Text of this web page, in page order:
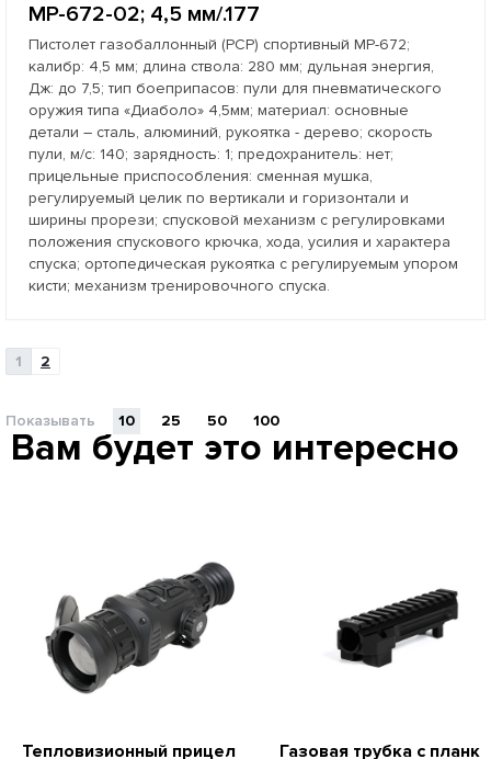
МР-672-02; 4,5 мм/.177
Пистолет газобаллонный (РСР) спортивный МР-672;
калибр: 4,5 мм; длина ствола: 280 мм; дульная энергия,
Дж: до 7,5; тип боеприпасов: пули для пневматического
оружия типа «Диаболо» 4,5мм; материал: основные
детали – сталь, алюминий, рукоятка - дерево; скорость
пули, м/с: 140; зарядность: 1; предохранитель: нет;
прицельные приспособления: сменная мушка,
регулируемый целик по вертикали и горизонтали и
ширины прорези; спусковой механизм с регулировками
положения спускового крючка, хода, усилия и характера
спуска; ортопедическая рукоятка с регулируемым упором
кисти; механизм тренировочного спуска.
1 2
Показывать 10 25 50 100